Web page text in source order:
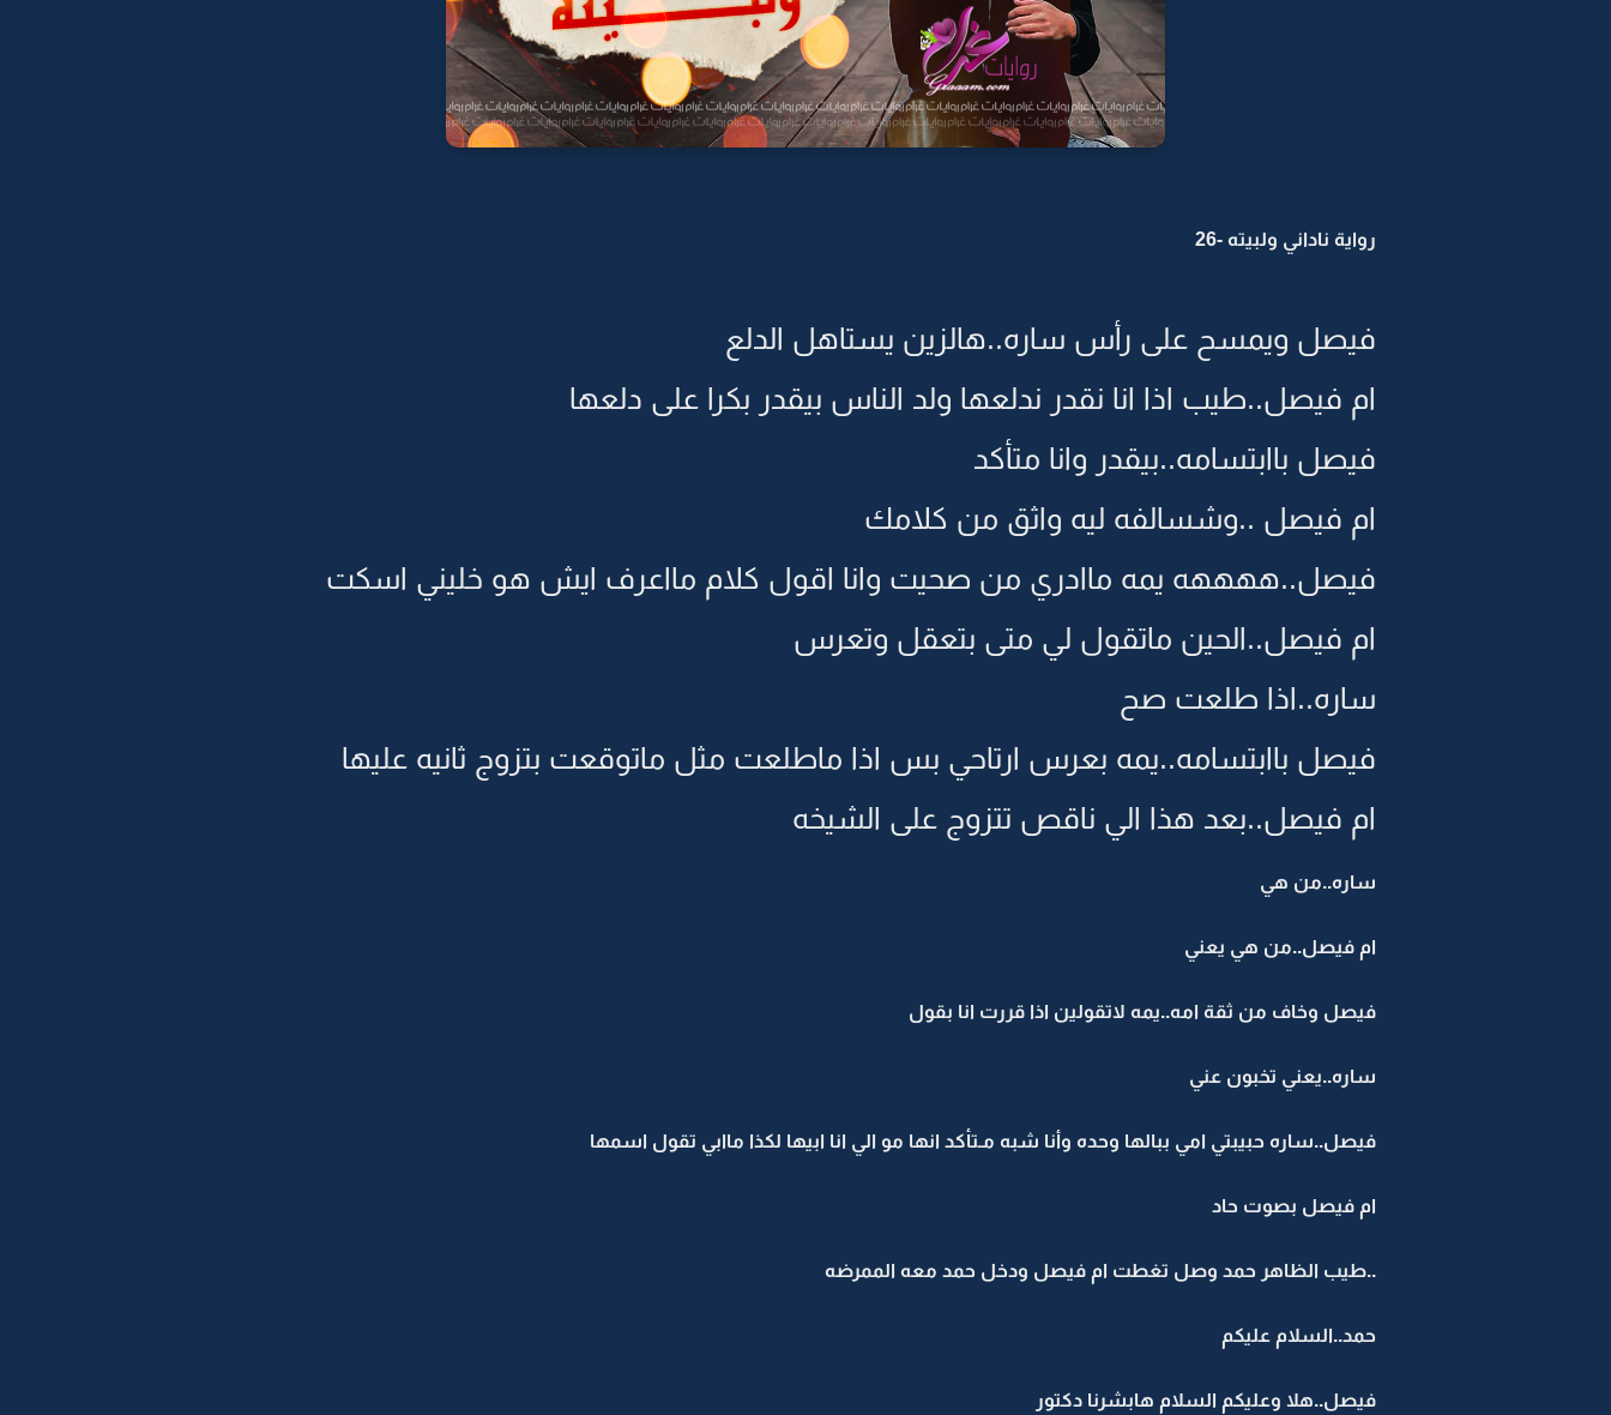
رواية ناداني ولبيته -26
فيصل ويمسح على رأس ساره..هالزين يستاهل الدلع
ام فيصل..طيب اذا انا نقدر ندلعها ولد الناس بيقدر بكرا على دلعها
فيصل باابتسامه..بيقدر وانا متأكد
ام فيصل ..وشسالفه ليه واثق من كلامك
فيصل..ههههه يمه ماادري من صحيت وانا اقول كلام مااعرف ايش هو خليني اسكت
ام فيصل..الحين ماتقول لي متى بتعقل وتعرس
ساره..اذا طلعت صح
فيصل باابتسامه..يمه بعرس ارتاحي بس اذا ماطلعت مثل ماتوقعت بتزوج ثانيه عليها
ام فيصل..بعد هذا الي ناقص تتزوج على الشيخه
ساره..من هي
ام فيصل..من هي يعني
فيصل وخاف من ثقة امه..يمه لاتقولين اذا قررت انا بقول
ساره..يعني تخبون عني
فيصل..ساره حبيبتي امي ببالها وحده وأنا شبه مـتأكد انها مو الي انا ابيها لكذا ماابي تقول اسمها
ام فيصل بصوت حاد
..طيب الظاهر حمد وصل تغطت ام فيصل ودخل حمد معه الممرضه
حمد..السلام عليكم
فيصل..هلا وعليكم السلام هابشرنا دكتور